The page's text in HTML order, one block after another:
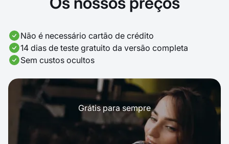
Não é necessário cartão de crédito
14 dias de teste gratuito da versão completa
Sem custos ocultos
Grátis para sempre